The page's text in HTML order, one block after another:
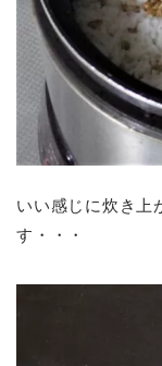
いい感じに炊き上
す・・・